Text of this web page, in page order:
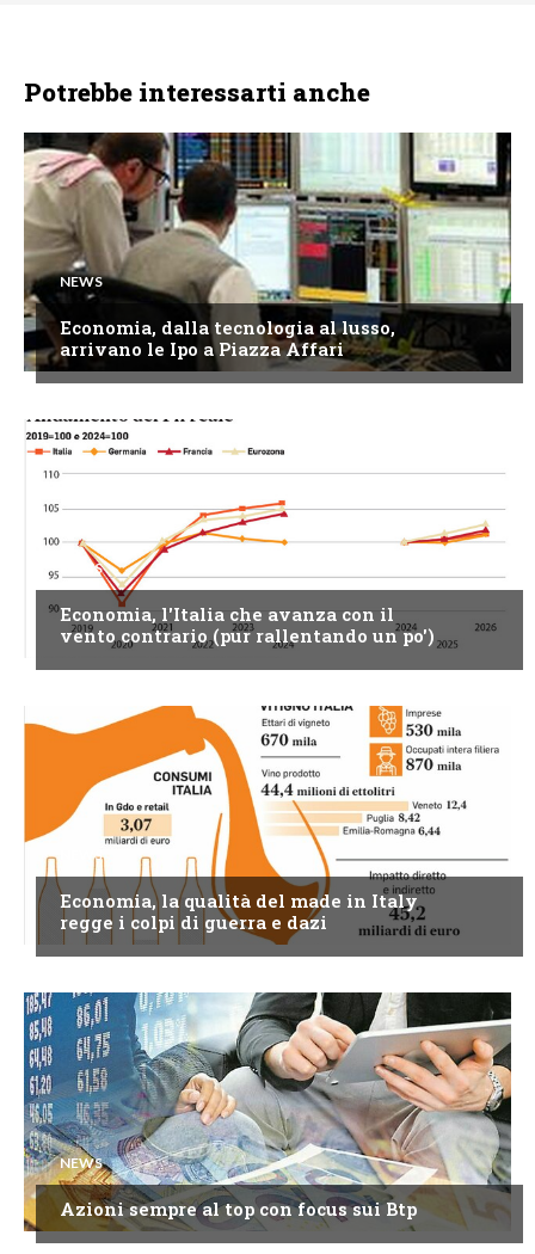
Potrebbe interessarti anche
NEWS
Economia, dalla tecnologia al lusso,
arrivano le Ipo a Piazza Affari
NEWS
Economia, l'Italia che avanza con il
vento contrario (pur rallentando un po')
NEWS
Economia, la qualità del made in Italy
regge i colpi di guerra e dazi
NEWS
Azioni sempre al top con focus sui Btp